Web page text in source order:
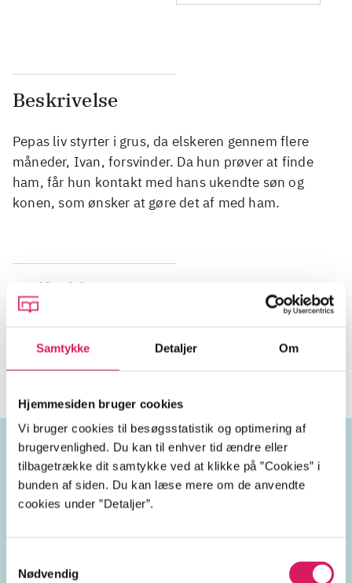
Samtykke Detaljer Om
Hjemmesiden bruger cookies
Vi bruger cookies til besøgsstatistik og optimering af
brugervenlighed. Du kan til enhver tid ændre eller
tilbagetrække dit samtykke ved at klikke på ”Cookies” i
bunden af siden. Du kan læse mere om de anvendte
cookies under ”Detaljer”.
Nødvendig
Beskrivelse
Pepas liv styrter i grus, da elskeren gennem flere
måneder, Ivan, forsvinder. Da hun prøver at finde
ham, får hun kontakt med hans ukendte søn og
konen, som ønsker at gøre det af med ham.
Indhold
Seneste udgave, film (dvd)
Af indholdet: Trailers
Emneord
kærlighed